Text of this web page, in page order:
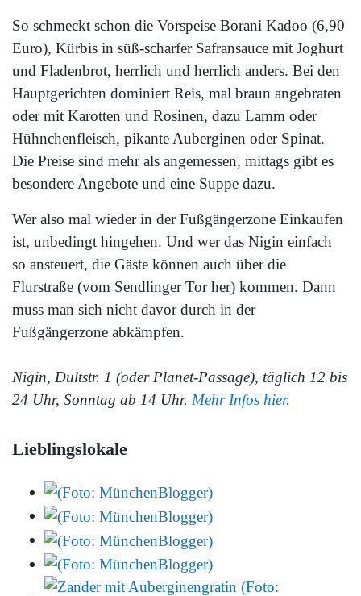
So schmeckt schon die Vorspeise Borani Kadoo (6,90
Euro), Kürbis in süß-scharfer Safransauce mit Joghurt
und Fladenbrot, herrlich und herrlich anders. Bei den
Hauptgerichten dominiert Reis, mal braun angebraten
oder mit Karotten und Rosinen, dazu Lamm oder
Hühnchenfleisch, pikante Auberginen oder Spinat.
Die Preise sind mehr als angemessen, mittags gibt es
besondere Angebote und eine Suppe dazu.
Wer also mal wieder in der Fußgängerzone Einkaufen
ist, unbedingt hingehen. Und wer das Nigin einfach
so ansteuert, die Gäste können auch über die
Flurstraße (vom Sendlinger Tor her) kommen. Dann
muss man sich nicht davor durch in der
Fußgängerzone abkämpfen.
Nigin, Dultstr. 1 (oder Planet-Passage), täglich 12 bis
24 Uhr, Sonntag ab 14 Uhr. Mehr Infos hier.
Lieblingslokale